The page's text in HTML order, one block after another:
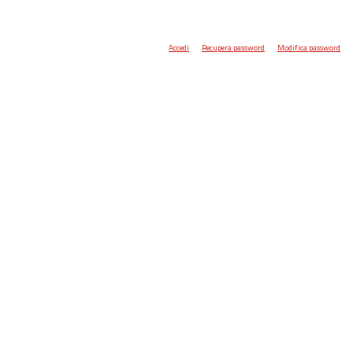
Accedi Recupera password Modifica password